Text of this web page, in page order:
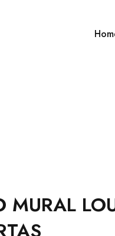
MURAL